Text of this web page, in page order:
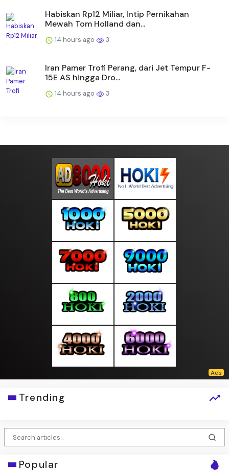
Habiskan Rp12 Miliar, Intip Pernikahan
Mewah Tom Holland dan...
14 hours ago 3
Iran Pamer Trofi Perang, dari Jet Tempur F-
15E AS hingga Dro...
14 hours ago 3
Trending
Popular